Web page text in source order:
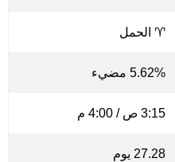
♈ الحمل
5.62% مضيء
3:15 ص / 4:00 م
27.28 يوم